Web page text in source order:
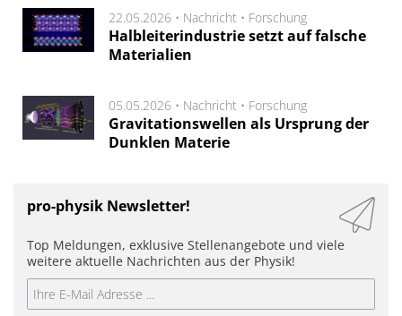
22.05.2026 • Nachricht • Forschung
Halbleiterindustrie setzt auf falsche
Materialien
05.05.2026 • Nachricht • Forschung
Gravitationswellen als Ursprung der
Dunklen Materie
pro-physik Newsletter!
Top Meldungen, exklusive Stellenangebote und viele
weitere aktuelle Nachrichten aus der Physik!